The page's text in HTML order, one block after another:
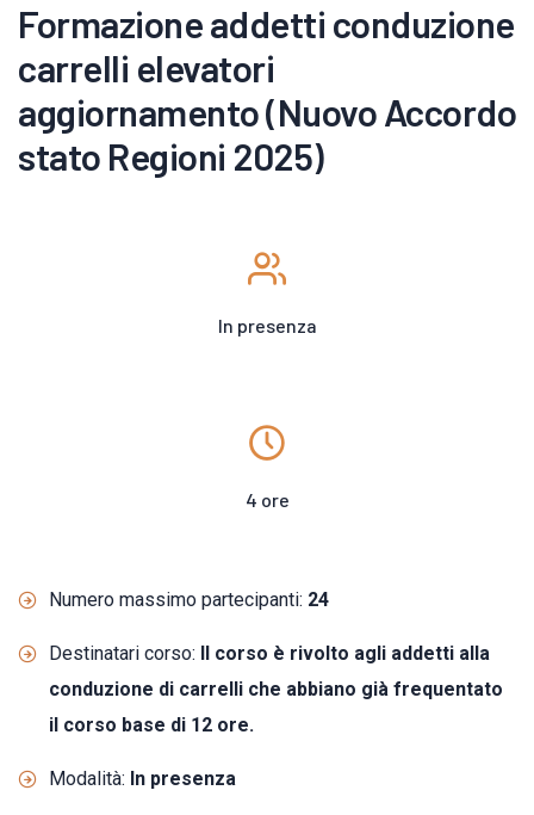
Formazione addetti conduzione
carrelli elevatori
aggiornamento (Nuovo Accordo
stato Regioni 2025)
In presenza
4 ore
Numero massimo partecipanti: 24
Destinatari corso: Il corso è rivolto agli addetti alla
conduzione di carrelli che abbiano già frequentato
il corso base di 12 ore.
Modalità: In presenza